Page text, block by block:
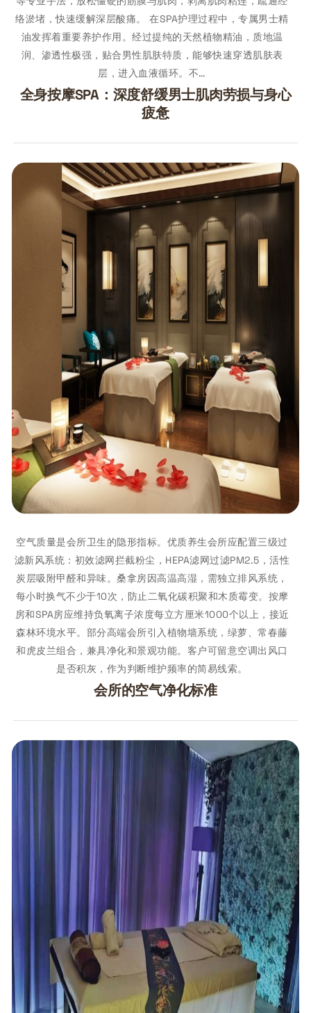
络淤堵，快速缓解深层酸痛。 在SPA护理过程中，专属男士精
油发挥着重要养护作用。经过提纯的天然植物精油，质地温
润、渗透性极强，贴合男性肌肤特质，能够快速穿透肌肤表
层，进入血液循环。不…
全身按摩SPA：深度舒缓男士肌肉劳损与身心
疲惫
空气质量是会所卫生的隐形指标。优质养生会所应配置三级过
滤新风系统：初效滤网拦截粉尘，HEPA滤网过滤PM2.5，活性
炭层吸附甲醛和异味。桑拿房因高温高湿，需独立排风系统，
每小时换气不少于10次，防止二氧化碳积聚和木质霉变。按摩
房和SPA房应维持负氧离子浓度每立方厘米1000个以上，接近
森林环境水平。部分高端会所引入植物墙系统，绿萝、常春藤
和虎皮兰组合，兼具净化和景观功能。客户可留意空调出风口
是否积灰，作为判断维护频率的简易线索。
会所的空气净化标准